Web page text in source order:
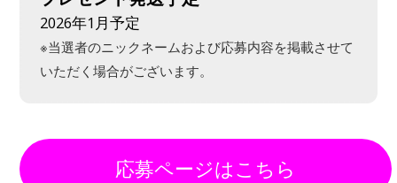
2026年1月予定
※当選者のニックネームおよび応募内容を掲載させて
いただく場合がございます。
応募ページはこちら